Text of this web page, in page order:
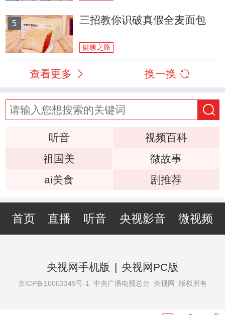
5 三招教你识破真假全麦面包
健康之路
查看更多 换一换
听音
视频百科
祖国美
微故事
ai美食
剧推荐
首页 直播 听音 央视影音 微视频
央视网手机版 | 央视网PC版
京ICP备10003349号-1 中央广播电视总台 央视网 版权所有